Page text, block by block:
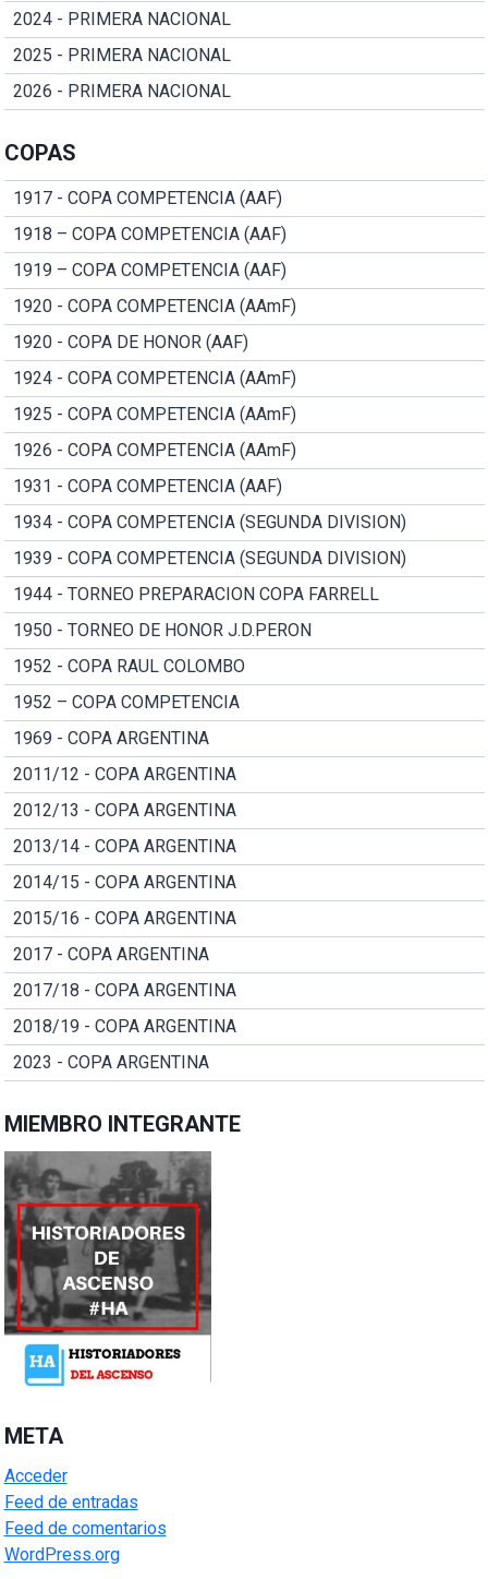
2024 - PRIMERA NACIONAL
2025 - PRIMERA NACIONAL
2026 - PRIMERA NACIONAL
COPAS
1917 - COPA COMPETENCIA (AAF)
1918 – COPA COMPETENCIA (AAF)
1919 – COPA COMPETENCIA (AAF)
1920 - COPA COMPETENCIA (AAmF)
1920 - COPA DE HONOR (AAF)
1924 - COPA COMPETENCIA (AAmF)
1925 - COPA COMPETENCIA (AAmF)
1926 - COPA COMPETENCIA (AAmF)
1931 - COPA COMPETENCIA (AAF)
1934 - COPA COMPETENCIA (SEGUNDA DIVISION)
1939 - COPA COMPETENCIA (SEGUNDA DIVISION)
1944 - TORNEO PREPARACION COPA FARRELL
1950 - TORNEO DE HONOR J.D.PERON
1952 - COPA RAUL COLOMBO
1952 – COPA COMPETENCIA
1969 - COPA ARGENTINA
2011/12 - COPA ARGENTINA
2012/13 - COPA ARGENTINA
2013/14 - COPA ARGENTINA
2014/15 - COPA ARGENTINA
2015/16 - COPA ARGENTINA
2017 - COPA ARGENTINA
2017/18 - COPA ARGENTINA
2018/19 - COPA ARGENTINA
2023 - COPA ARGENTINA
MIEMBRO INTEGRANTE
META
Acceder
Feed de entradas
Feed de comentarios
WordPress.org